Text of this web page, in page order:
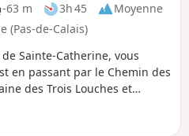
-63 m 3h 45
Moyenne
(Pas-de-Calais)
Sainte-Catherine, vous
en passant par le Chemin des
des Trois Louches et